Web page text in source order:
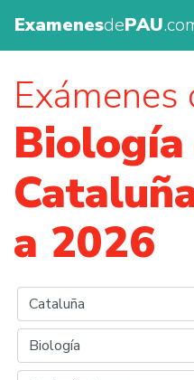
ExamenesdePAU
Exámenes
Biología
a 2026